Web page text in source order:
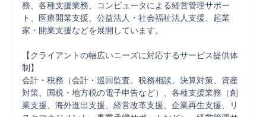
務、各種支援業務、コンピュータによる経営管理サポー
ト、医療開業支援、公益法人・社会福祉法人支援、起業
家・開業支援などを展開しています。
【クライアントの幅広いニーズに対応するサービス提供体
制】
会計・税務（会計・巡回監査、税務相談、決算対策、資産
対策、国税・地方税の電子申告など）、各種支援業務（創
業支援、海外進出支援、経営改革支援、企業再生支援、リ